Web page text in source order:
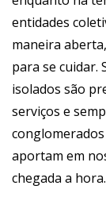
entidades
maneira
para se cuidar.
isolados são
serviços e
aportam em
chegada a